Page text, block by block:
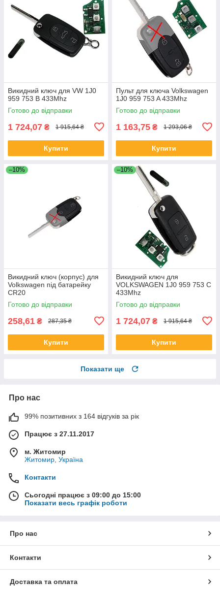
Викидний ключ для VW 1J0
959 753 B 433Mhz
Готово до відправки
1 724,07 ₴ 1 915,64 ₴
Купити
Пульт для ключа Volkswagen
1J0 959 753 A 433Mhz
Готово до відправки
1 163,75 ₴ 1 293,06 ₴
Купити
–10%
Викидний ключ (корпус) для
Volkswagen під батарейку
CR20
Готово до відправки
258,61 ₴ 287,35 ₴
Купити
–10%
Викидний ключ для
VOLKSWAGEN 1J0 959 753 C
433Mhz
Готово до відправки
1 724,07 ₴ 1 915,64 ₴
Купити
Показати ще
Про нас
99% позитивних з 164 відгуків за рік
Працює з 27.11.2017
м. Житомир
Житомир, Україна
Контакти
Сьогодні працює з 09:00 до 15:00
Показати весь графік роботи
Про нас
Контакти
Доставка та оплата